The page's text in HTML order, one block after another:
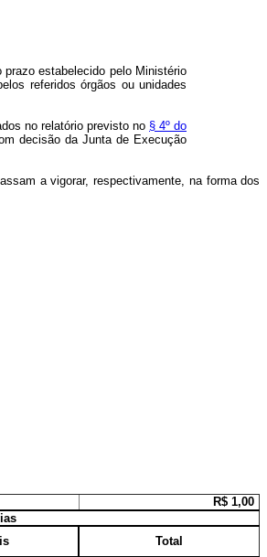
prazo estabelecido pelo Ministério
referidos órgãos ou unidades
no relatório previsto no § 4º do
decisão da Junta de Execução
a vigorar, respectivamente, na forma dos
R$ 1,00
Total